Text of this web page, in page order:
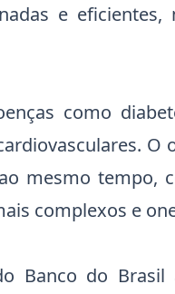
e eficientes,
como
O
mesmo tempo,
complexos e
Banco do